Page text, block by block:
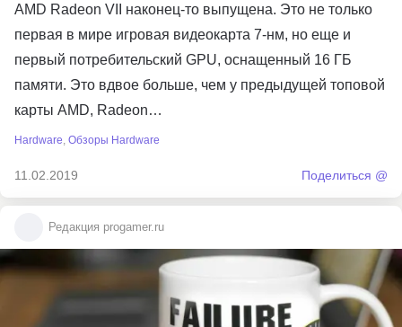
AMD Radeon VII наконец-то выпущена. Это не только
первая в мире игровая видеокарта 7-нм, но еще и
первый потребительский GPU, оснащенный 16 ГБ
памяти. Это вдвое больше, чем у предыдущей топовой
карты AMD, Radeon…
Hardware, Обзоры Hardware
11.02.2019 Поделиться @
Редакция progamer.ru